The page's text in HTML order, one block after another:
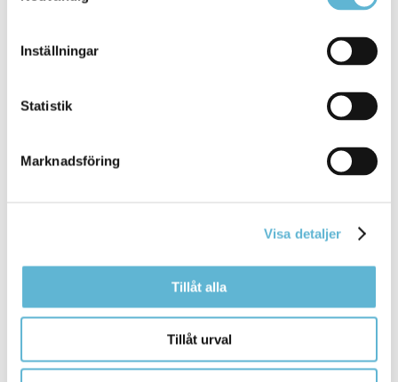
Inställningar
Statistik
Marknadsföring
Visa detaljer
Tillåt alla
Tillåt urval
Sidan senast uppdaterad:
Kommunhuset, Storgatan 48
Box 18, 295 21 Bromölla